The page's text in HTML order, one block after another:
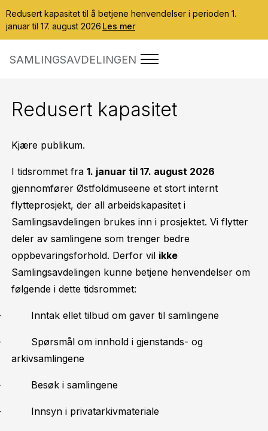
Redusert kapasitet til å betjene henvendelser i perioden 1.
januar til 17. august 2026 Les mer
SAMLINGSAVDELINGEN
Redusert kapasitet
Kjære publikum.
I tidsrommet fra 1. januar til 17. august 2026
gjennomfører Østfoldmuseene et stort internt
flytteprosjekt, der all arbeidskapasitet i
Samlingsavdelingen brukes inn i prosjektet. Vi flytter
deler av samlingene som trenger bedre
oppbevaringsforhold. Derfor vil ikke
Samlingsavdelingen kunne betjene henvendelser om
følgende i dette tidsrommet:
Inntak ellet tilbud om gaver til samlingene
Spørsmål om innhold i gjenstands- og
arkivsamlingene
Besøk i samlingene
Innsyn i privatarkivmateriale